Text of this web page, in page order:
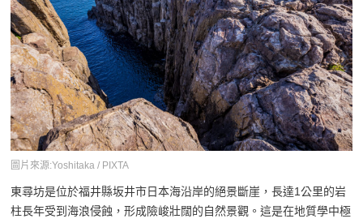
圖片來源:Yoshitaka / PIXTA
東尋坊是位於福井縣坂井市日本海沿岸的絕景斷崖，長達1公里的岩
柱長年受到海浪侵蝕，形成險峻壯闊的自然景觀。這是在地質學中極